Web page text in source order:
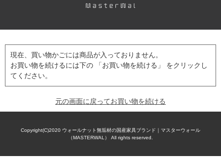
現在、買い物かごには商品が入っておりません。
お買い物を続けるには下の 「お買い物を続ける」 をクリックし
てください。
元の画面に戻ってお買い物を続ける
Copyright(C)2020 ウォールナット無垢材の国産家具ブランド｜マスターウォール
（MASTERWAL） All rights reserved.